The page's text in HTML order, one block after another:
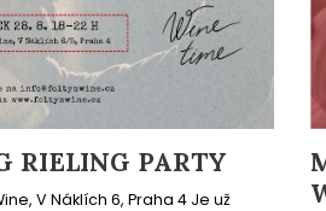
RIELING PARTY
V Náklích 6, Praha 4 Je už